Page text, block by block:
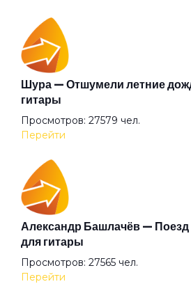
Киты (feat. Сансара)
Комета
Компас 2
Лес и тишина
Лети
Лето
Шура — Отшумели летние
гитары
Просмотров: 27579 чел.
Перейти
Александр Башлачёв —
для гитары
Просмотров: 27565 чел.
Перейти